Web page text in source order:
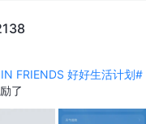
FRIENDS 好好生活计划#
了